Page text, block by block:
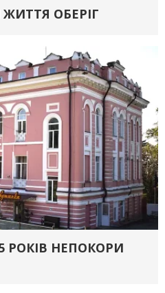
ОБЕРІГ
РОКІВ НЕПОКОРИ